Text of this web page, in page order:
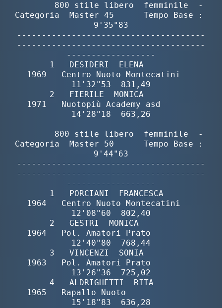
Galleria fotografica
Videogallery
Intranet
Webmail
        800 stile libero  femminile  -
Categoria  Master 45      Tempo Base :
9'35"83
--------------------------------------
--------------------------------------
------------------
       1   DESIDERI  ELENA
1969   Centro Nuoto Montecatini
11'32"53  831,49
       2   FIERILE  MONICA
1971   Nuotopiù Academy asd
14'28"18  663,26
        800 stile libero  femminile  -
Categoria  Master 50      Tempo Base :
9'44"63
--------------------------------------
--------------------------------------
------------------
       1   PORCIANI  FRANCESCA
1964   Centro Nuoto Montecatini
12'08"60  802,40
       2   GESTRI  MONICA
1964   Pol. Amatori Prato
12'40"80  768,44
       3   VINCENZI  SONIA
1963   Pol. Amatori Prato
13'26"36  725,02
       4   ALDRIGHETTI  RITA
1965   Rapallo Nuoto
15'18"83  636,28